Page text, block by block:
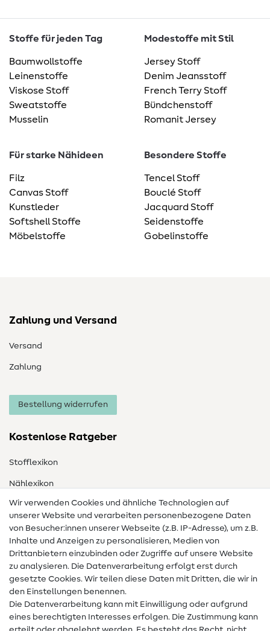
Stoffe für jeden Tag
Baumwollstoffe
Leinenstoffe
Viskose Stoff
Sweatstoffe
Musselin
Modestoffe mit Stil
Jersey Stoff
Denim Jeansstoff
French Terry Stoff
Bündchenstoff
Romanit Jersey
Für starke Nähideen
Filz
Canvas Stoff
Kunstleder
Softshell Stoffe
Möbelstoffe
Besondere Stoffe
Tencel Stoff
Bouclé Stoff
Jacquard Stoff
Seidenstoffe
Gobelinstoffe
Zahlung und Versand
Versand
Zahlung
Bestellung widerrufen
Kostenlose Ratgeber
Stofflexikon
Nählexikon
Nähanleitungen
Hilfe & Kontakt
Kontakt
Infos zum Betreiberwechsel
FAQ
Widerrufsrecht
Wir verwenden Cookies und ähnliche Technologien auf
unserer Website und verarbeiten personenbezogene Daten
von Besucher:innen unserer Webseite (z.B. IP-Adresse), um z.B.
Inhalte und Anzeigen zu personalisieren, Medien von
Drittanbietern einzubinden oder Zugriffe auf unsere Website
zu analysieren. Die Datenverarbeitung erfolgt erst durch
gesetzte Cookies. Wir teilen diese Daten mit Dritten, die wir in
den Einstellungen benennen.
Die Datenverarbeitung kann mit Einwilligung oder aufgrund
eines berechtigten Interesses erfolgen. Die Zustimmung kann